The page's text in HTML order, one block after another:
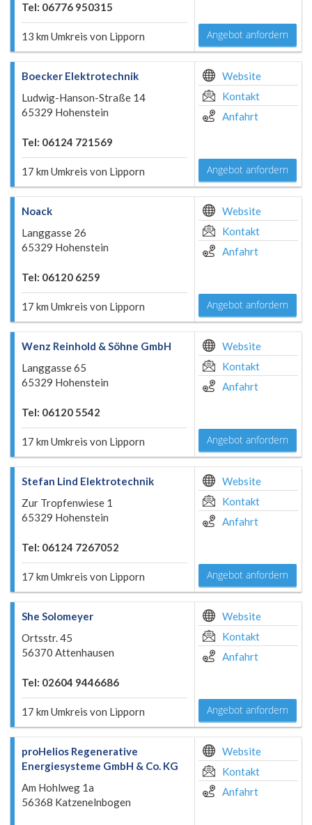
Tel: 06776 950315
13 km Umkreis von Lipporn Angebot anfordern
Boecker Elektrotechnik
Ludwig-Hanson-Straße 14
65329 Hohenstein
Tel: 06124 721569
17 km Umkreis von Lipporn
Website
Kontakt
Anfahrt
Angebot anfordern
Noack
Langgasse 26
65329 Hohenstein
Tel: 06120 6259
17 km Umkreis von Lipporn
Website
Kontakt
Anfahrt
Angebot anfordern
Wenz Reinhold & Söhne GmbH
Langgasse 65
65329 Hohenstein
Tel: 06120 5542
17 km Umkreis von Lipporn
Website
Kontakt
Anfahrt
Angebot anfordern
Stefan Lind Elektrotechnik
Zur Tropfenwiese 1
65329 Hohenstein
Tel: 06124 7267052
17 km Umkreis von Lipporn
Website
Kontakt
Anfahrt
Angebot anfordern
She Solomeyer
Ortsstr. 45
56370 Attenhausen
Tel: 02604 9446686
17 km Umkreis von Lipporn
Website
Kontakt
Anfahrt
Angebot anfordern
proHelios Regenerative
Energiesysteme GmbH & Co. KG
Am Hohlweg 1a
56368 Katzenelnbogen
Website
Kontakt
Anfahrt